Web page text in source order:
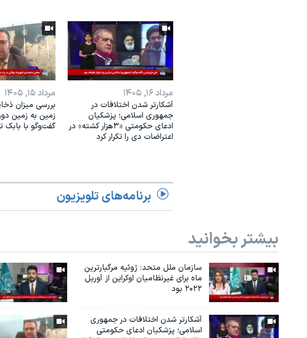
مرداد ۱۶, ۱۴۰۵
آشکارتر شدن اختلافات در
جمهوری اسلامی؛ پزشکیان
ادعای حکومتی «۳هزار کشته» در
اعتراضات دی را تکرار کرد
مرداد ۱۵, ۱۴۰۵
بررسی میزان
زمین به زمین
گفت‌وگو با بابک
برنامه‌های تلویزیون
بیشتر بخوانید
سازمان ملل متحد: ژوئیه مرگبارترین
ماه برای غیرنظامیان اوکراین از آوریل
۲۰۲۲ بود
آشکارتر شدن اختلافات در جمهوری
اسلامی؛ پزشکیان ادعای حکومتی